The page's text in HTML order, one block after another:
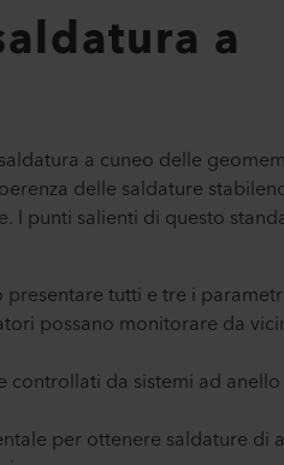
a
a cuneo delle
delle saldature
I punti salienti di questo
tutti e tre i
possano monitorare da
da sistemi ad
per ottenere saldature di